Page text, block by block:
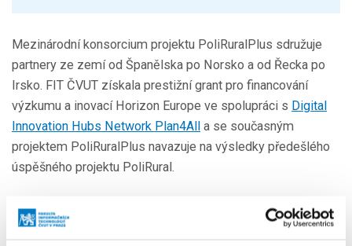
Mezinárodní konsorcium projektu PoliRuralPlus sdružuje
partnery ze zemí od Španělska po Norsko a od Řecka po
Irsko. FIT ČVUT získala prestižní grant pro financování
výzkumu a inovací Horizon Europe ve spolupráci s Digital
Innovation Hubs Network Plan4All a se současným
projektem PoliRuralPlus navazuje na výsledky předešlého
úspěšného projektu PoliRural.